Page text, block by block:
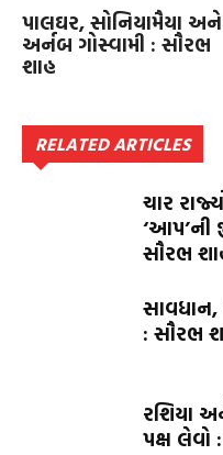
પાલઘર, સોનિયામૈયા અને
અર્નબ ગોસ્વામી : સૌરભ
શાહ
RELATED ARTICLES
ચાર
‘આપ’ની
સૌરભ
: સૌરભ
રશિયા
પક્ષ લેવો